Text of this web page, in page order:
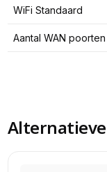
WiFi Standaard
Aantal WAN poorten